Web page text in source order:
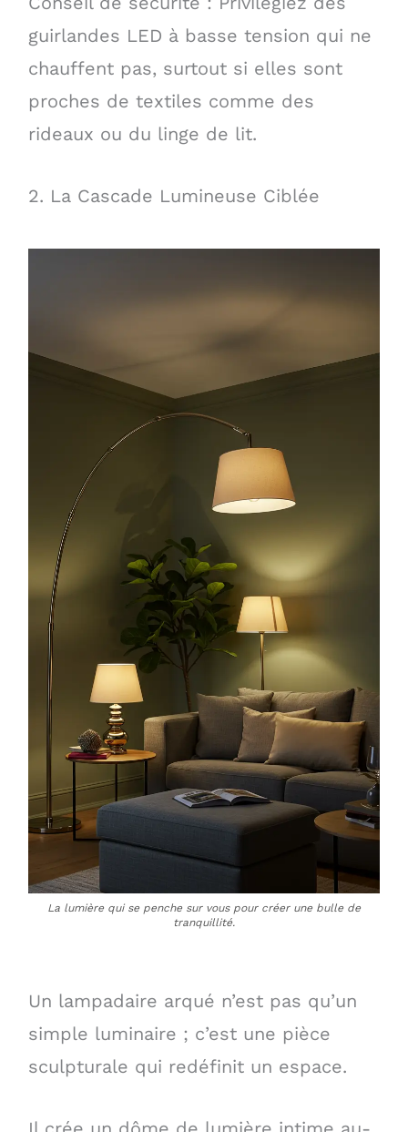
guirlandes LED à basse tension qui ne
chauffent pas, surtout si elles sont
proches de textiles comme des
rideaux ou du linge de lit.
2. La Cascade Lumineuse Ciblée
La lumière qui se penche sur vous pour créer une bulle de
tranquillité.
Un lampadaire arqué n’est pas qu’un
simple luminaire ; c’est une pièce
sculpturale qui redéfinit un espace.